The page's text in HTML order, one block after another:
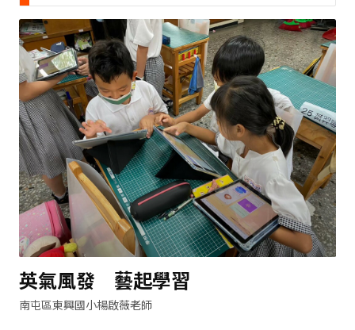
英氣風發 藝起學習
南屯區東興國小楊啟薇老師